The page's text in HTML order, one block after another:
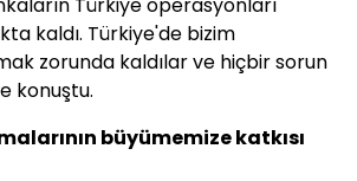
kaldı. Türkiye'de bizim
zorunda kaldılar ve hiçbir sorun
konuştu.
büyümemize katkısı